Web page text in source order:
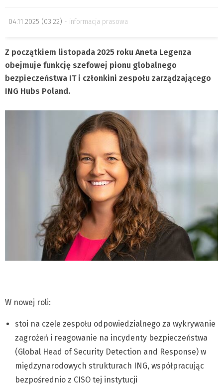
04.11.2025 (03:22) informacja prasowa
Z początkiem listopada 2025 roku Aneta Legenza
obejmuje funkcję szefowej pionu globalnego
bezpieczeństwa IT i członkini zespołu zarządzającego
ING Hubs Poland.
W nowej roli:
stoi na czele zespołu odpowiedzialnego za wykrywanie
zagrożeń i reagowanie na incydenty bezpieczeństwa
(Global Head of Security Detection and Response) w
międzynarodowych strukturach ING, współpracując
bezpośrednio z CISO tej instytucji